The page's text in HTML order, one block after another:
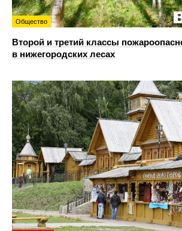
Общество
Второй и третий классы
в нижегородских лесах